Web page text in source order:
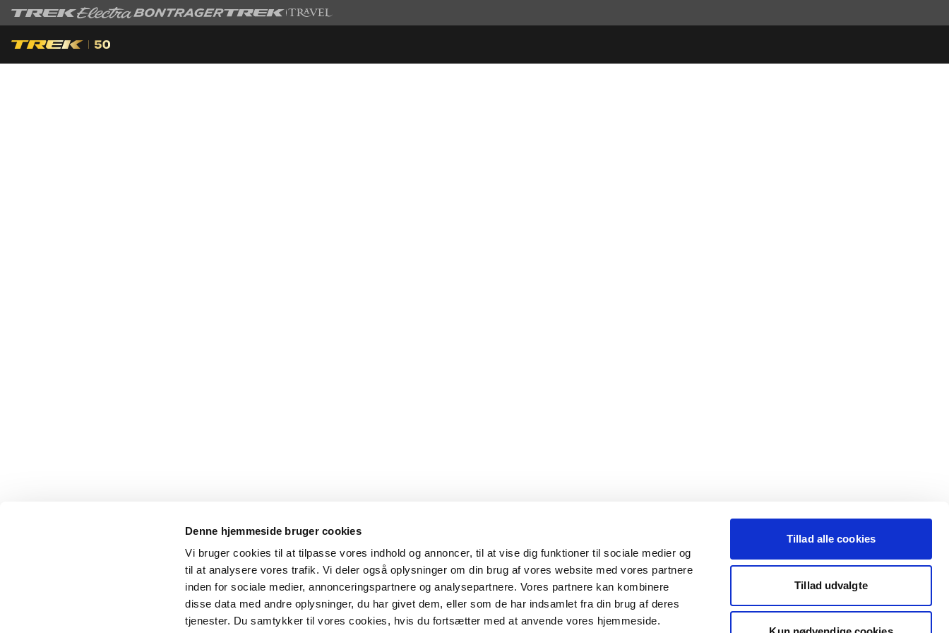
Denne hjemmeside bruger cookies
Vi bruger cookies til at tilpasse vores indhold og annoncer, til at vise dig funktioner til sociale medier og
til at analysere vores trafik. Vi deler også oplysninger om din brug af vores website med vores partnere
inden for sociale medier, annonceringspartnere og analysepartnere. Vores partnere kan kombinere
disse data med andre oplysninger, du har givet dem, eller som de har indsamlet fra din brug af deres
tjenester. Du samtykker til vores cookies, hvis du fortsætter med at anvende vores hjemmeside.
Tillad alle cookies
Tillad udvalgte